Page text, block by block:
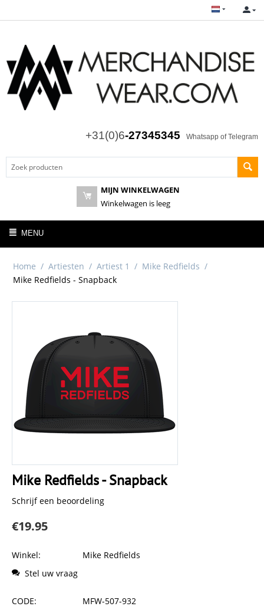
+31(0)6-27345345 Whatsapp of Telegram
MIJN WINKELWAGEN
Winkelwagen is leeg
MENU
Home / Artiesten / Artiest 1 / Mike Redfields /
Mike Redfields - Snapback
Mike Redfields - Snapback
Schrijf een beoordeling
€19.95
Winkel:
Mike Redfields
Stel uw vraag
CODE:
MFW-507-932